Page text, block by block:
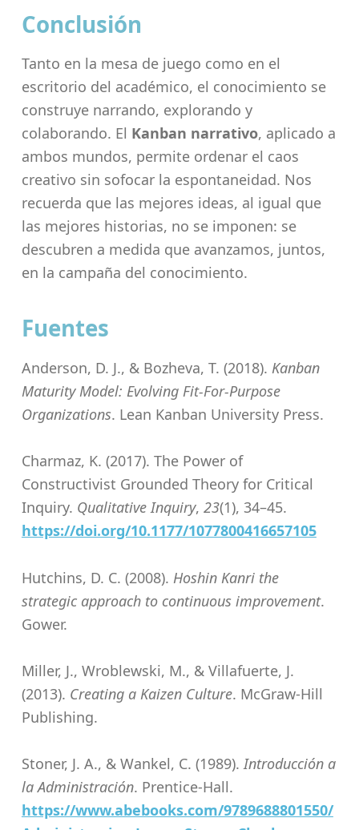
Conclusión
Tanto en la mesa de juego como en el
escritorio del académico, el conocimiento se
construye narrando, explorando y
colaborando. El Kanban narrativo, aplicado a
ambos mundos, permite ordenar el caos
creativo sin sofocar la espontaneidad. Nos
recuerda que las mejores ideas, al igual que
las mejores historias, no se imponen: se
descubren a medida que avanzamos, juntos,
en la campaña del conocimiento.
Fuentes
Anderson, D. J., & Bozheva, T. (2018). Kanban
Maturity Model: Evolving Fit-For-Purpose
Organizations. Lean Kanban University Press.
Charmaz, K. (2017). The Power of
Constructivist Grounded Theory for Critical
Inquiry. Qualitative Inquiry, 23(1), 34–45.
https://doi.org/10.1177/1077800416657105
Hutchins, D. C. (2008). Hoshin Kanri the
strategic approach to continuous improvement.
Gower.
Miller, J., Wroblewski, M., & Villafuerte, J.
(2013). Creating a Kaizen Culture. McGraw-Hill
Publishing.
Stoner, J. A., & Wankel, C. (1989).Introducción a
la Administración. Prentice-Hall.
https://www.abebooks.com/9789688801550/